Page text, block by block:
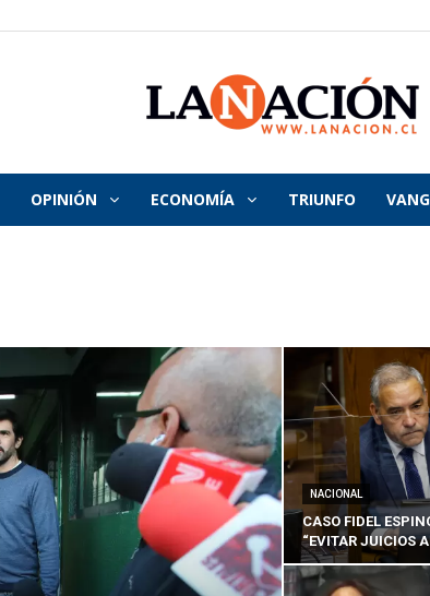
La
Nación
OPINIÓN ECONOMÍA TRIUNFO
NACIONAL
CASO FIDEL
“EVITAR JUICIOS